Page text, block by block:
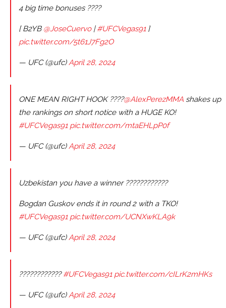
4 big time bonuses ????
[ B2YB @JoseCuervo|#UFCVegas91]
pic.twitter.com/5t61J7Fg2O
— UFC (@ufc)April 28, 2024
ONE MEAN RIGHT HOOK ????@AlexPerezMMA shakes up
the rankings on short notice with a HUGE KO!
#UFCVegas91 pic.twitter.com/mtaEHLpP0f
— UFC (@ufc)April 28, 2024
Uzbekistan you have a winner ????????????
Bogdan Guskov ends it in round 2 with a TKO!
#UFCVegas91 pic.twitter.com/UCNXwKLA9k
— UFC (@ufc)April 28, 2024
????????????#UFCVegas91 pic.twitter.com/cILrK2mHKs
— UFC (@ufc)April 28, 2024